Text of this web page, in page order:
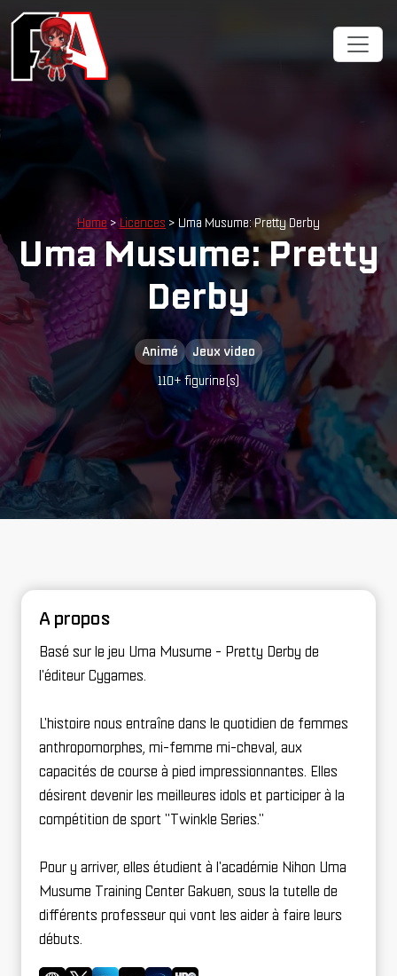
Home >Licences > Uma Musume: Pretty Derby
Uma Musume: Pretty
Derby
Animé
Jeux video
110+ figurine(s)
A propos
Basé sur le jeu Uma Musume - Pretty Derby de
l'éditeur Cygames.
L'histoire nous entraîne dans le quotidien de femmes
anthropomorphes, mi-femme mi-cheval, aux
capacités de course à pied impressionnantes. Elles
désirent devenir les meilleures idols et participer à la
compétition de sport "Twinkle Series."
Pour y arriver, elles étudient à l'académie Nihon Uma
Musume Training Center Gakuen, sous la tutelle de
différents professeur qui vont les aider à faire leurs
débuts.